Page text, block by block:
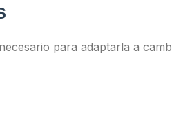
para adaptarla a